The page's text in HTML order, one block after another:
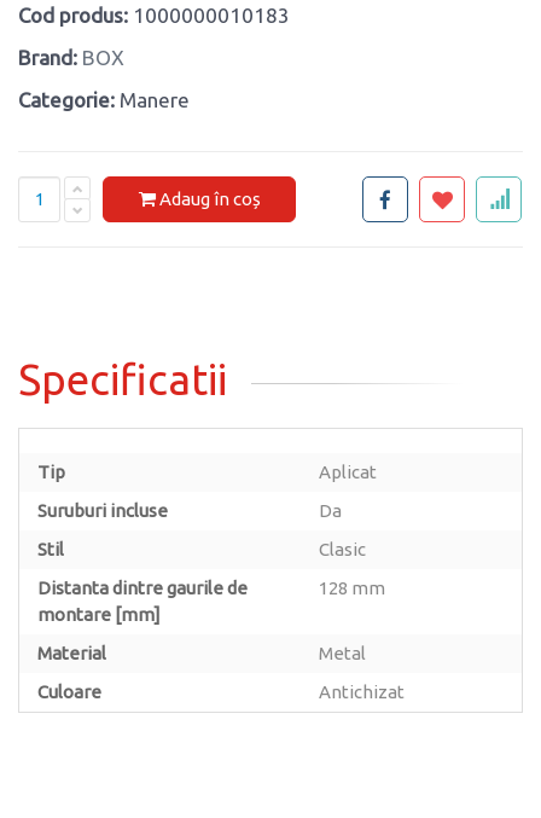
Cod produs: 1000000010183
Brand: BOX
Categorie: Manere
Adaug în coș
Specificatii
Tip
Aplicat
Suruburi incluse
Da
Stil
Clasic
Distanta dintre gaurile de
montare [mm]
128 mm
Material
Metal
Culoare
Antichizat